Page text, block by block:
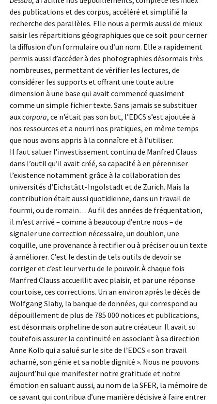
des publications et des corpus, accéléré et simplifié la
recherche des parallèles. Elle nous a permis aussi de mieux
saisir les répartitions géographiques que ce soit pour cerner
la diffusion d’un formulaire ou d’un nom. Elle a rapidement
permis aussi d’accéder à des photographies désormais très
nombreuses, permettant de vérifier les lectures, de
considérer les supports et offrant une toute autre
dimension à une base qui avait commencé quasiment
comme un simple fichier texte. Sans jamais se substituer
auxcorpora, ce n’était pas son but, l’EDCS s’est ajoutée à
nos ressources et a nourri nos pratiques, en même temps
que nous avons appris à la connaître et à l’utiliser.
Il faut saluer l’investissement continu de Manfred Clauss
dans l’outil qu’il avait créé, sa capacité à en pérenniser
l’existence notamment grâce à la collaboration des
universités d’Eichstätt-Ingolstadt et de Zurich. Mais la
contribution était aussi quotidienne, dans un travail de
fourmi, ou de romain… Au fil des années de fréquentation,
il m’est arrivé – comme à beaucoup d’entre nous – de
signaler une correction nécessaire, un doublon, une
coquille, une provenance à rectifier ou à préciser ou un texte
à améliorer. C’est le destin de tels outils de devoir se
corriger et c’est leur vertu de le pouvoir. À chaque fois
Manfred Clauss accueillit avec plaisir, et par une réponse
courtoise, ces corrections. Un an environ après le décès de
Wolfgang Slaby, la banque de données, qui correspond au
dépouillement de plus de 785 000 notices et publications,
est désormais orpheline de son autre créateur. Il avait su
toutefois assurer la continuité en associant à sa direction
Anne Kolb qui a salué sur le site de l’EDCS « son travail
acharné, son génie et sa noble dignité ». Nous ne pouvons
aujourd’hui que manifester notre gratitude et notre
émotion en saluant aussi, au nom de la SFER, la mémoire de
ce savant qui contribua d’une manière décisive à faire entrer